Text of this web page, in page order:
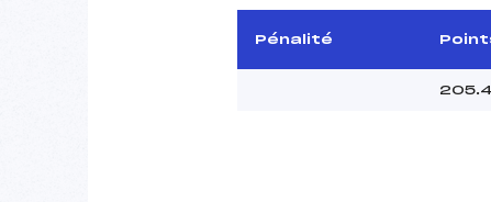
Pénalité